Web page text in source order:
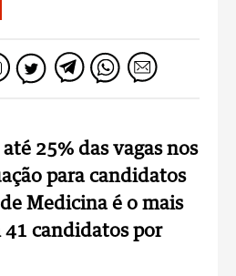
25% das vagas nos
para candidatos
Medicina é o mais
candidatos por